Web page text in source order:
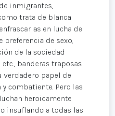
inmigrantes,
trata de blanca
en lucha de
preferencia de sexo,
de la sociedad
etc., banderas traposas
verdadero papel de
combatiente. Pero las
heroicamente
insuflando a todas las